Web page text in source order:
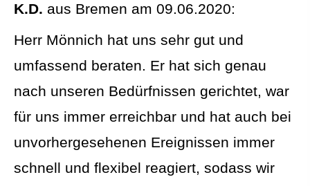
K.D. aus Bremen am 09.06.2020:
Herr Mönnich hat uns sehr gut und
umfassend beraten. Er hat sich genau
nach unseren Bedürfnissen gerichtet, war
für uns immer erreichbar und hat auch bei
unvorhergesehenen Ereignissen immer
schnell und flexibel reagiert, sodass wir